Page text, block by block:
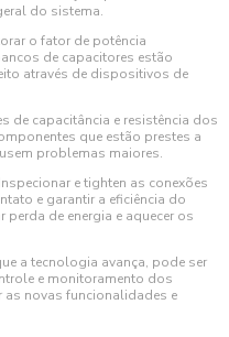
do sistema.
o fator de potência
de capacitores estão
através de dispositivos de
de capacitância e resistência dos
que estão prestes a
problemas maiores.
Inspecionar e tighten as conexões
e garantir a eficiência do
de energia e aquecer os
a tecnologia avança, pode ser
e monitoramento dos
novas funcionalidades e